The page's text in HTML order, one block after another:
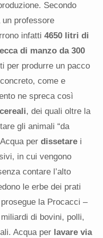
Secondo
un professore
infatti 4650 litri di
di manzo da 300
per produrre un pacco
come e
ne spreca così
, dei quali oltre la
gli animali “da
per dissetare i
in cui vengono
contare l’alto
le erbe dei prati
la Procacci –
di bovini, polli,
Acqua per lavare via